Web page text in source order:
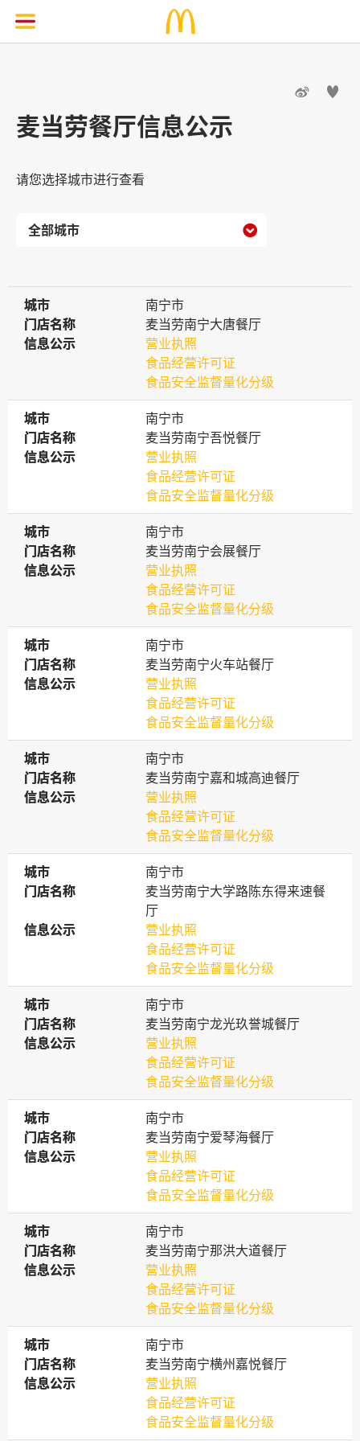
 
麦当劳餐厅信息公示
请您选择城市进行查看

城市
城市
南宁市
门店名称
门店名称
麦当劳南宁大唐餐厅
信息公示
信息公示
营业执照
食品经营许可证
食品安全监督量化分级
城市
城市
南宁市
门店名称
门店名称
麦当劳南宁吾悦餐厅
信息公示
信息公示
营业执照
食品经营许可证
食品安全监督量化分级
城市
城市
南宁市
门店名称
门店名称
麦当劳南宁会展餐厅
信息公示
信息公示
营业执照
食品经营许可证
食品安全监督量化分级
城市
城市
南宁市
门店名称
门店名称
麦当劳南宁火车站餐厅
信息公示
信息公示
营业执照
食品经营许可证
食品安全监督量化分级
城市
城市
南宁市
门店名称
门店名称
麦当劳南宁嘉和城高迪餐厅
信息公示
信息公示
营业执照
食品经营许可证
食品安全监督量化分级
城市
城市
南宁市
门店名称
门店名称
麦当劳南宁大学路陈东得来速餐
厅
信息公示
信息公示
营业执照
食品经营许可证
食品安全监督量化分级
城市
城市
南宁市
门店名称
门店名称
麦当劳南宁龙光玖誉城餐厅
信息公示
信息公示
营业执照
食品经营许可证
食品安全监督量化分级
城市
城市
南宁市
门店名称
门店名称
麦当劳南宁爱琴海餐厅
信息公示
信息公示
营业执照
食品经营许可证
食品安全监督量化分级
城市
城市
南宁市
门店名称
门店名称
麦当劳南宁那洪大道餐厅
信息公示
信息公示
营业执照
食品经营许可证
食品安全监督量化分级
城市
城市
南宁市
门店名称
门店名称
麦当劳南宁横州嘉悦餐厅
信息公示
信息公示
营业执照
食品经营许可证
食品安全监督量化分级